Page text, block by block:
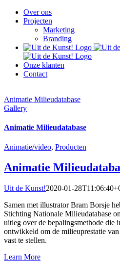
Over ons
Projecten
Marketing
Branding
Onze klanten
Contact
Animatie Milieudatabase
Gallery
Animatie Milieudatabase
Animatie/video, Producten
Animatie
Uit de Kunst!2020-01-
Samen met illustrator Bram Borsje
Stichting Nationale Milieudatabase
uitleg over de bepalingsmethode die
ontwikkeld om de milieuprestatie
vast te stellen.
Learn More